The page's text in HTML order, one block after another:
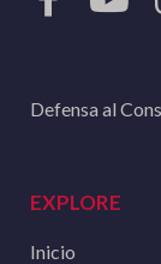
Defensa al
EXPLORE
Inicio